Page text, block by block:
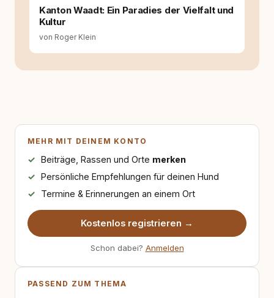
Kanton Waadt: Ein Paradies der Vielfalt und
Kultur
von Roger Klein
MEHR MIT DEINEM KONTO
Beiträge, Rassen und Orte merken
Persönliche Empfehlungen für deinen Hund
Termine & Erinnerungen an einem Ort
Kostenlos registrieren →
Schon dabei? Anmelden
PASSEND ZUM THEMA